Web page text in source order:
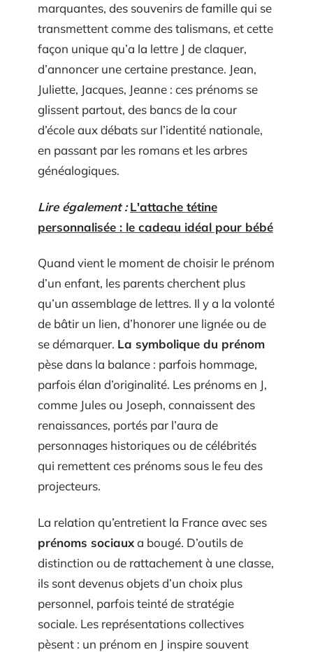
marquantes, des souvenirs de famille qui se
transmettent comme des talismans, et cette
façon unique qu’a la lettre J de claquer,
d’annoncer une certaine prestance. Jean,
Juliette, Jacques, Jeanne : ces prénoms se
glissent partout, des bancs de la cour
d’école aux débats sur l’identité nationale,
en passant par les romans et les arbres
généalogiques.
Lire également : L'attache tétine
personnalisée : le cadeau idéal pour bébé
Quand vient le moment de choisir le prénom
d’un enfant, les parents cherchent plus
qu’un assemblage de lettres. Il y a la volonté
de bâtir un lien, d’honorer une lignée ou de
se démarquer. La symbolique du prénom
pèse dans la balance : parfois hommage,
parfois élan d’originalité. Les prénoms en J,
comme Jules ou Joseph, connaissent des
renaissances, portés par l’aura de
personnages historiques ou de célébrités
qui remettent ces prénoms sous le feu des
projecteurs.
La relation qu’entretient la France avec ses
prénoms sociauxa bougé. D’outils de
distinction ou de rattachement à une classe,
ils sont devenus objets d’un choix plus
personnel, parfois teinté de stratégie
sociale. Les représentations collectives
pèsent : un prénom en J inspire souvent